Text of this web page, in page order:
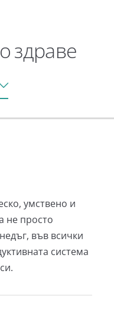
здраве
умствено и
не просто
във всички
система